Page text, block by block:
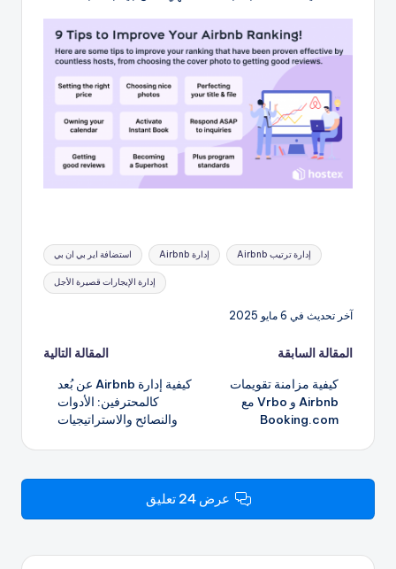
العلامات: استضافة اير بي ان بي إدارة Airbnb إدارة ترتيب Airbnb
إدارة الإيجارات قصيرة الأجل
آخر تحديث في 6 مايو 2025
تصفّح
المقالات
المقالة السابقة
كيفية مزامنة تقويمات
Airbnb و Vrbo مع
Booking.com
المقالة التالية
كيفية إدارة Airbnb عن بُعد
كالمحترفين: الأدوات
والنصائح والاستراتيجيات
عرض 24 تعليق